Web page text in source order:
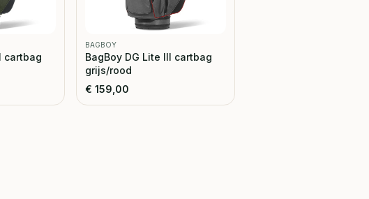
cartbag
BAGBOY
BagBoy DG Lite III cartbag
grijs/rood
€ 159,00